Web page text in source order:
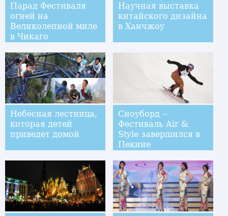
Парад Фестиваля
огней на
Великолепной миле
в Чикаго
Научная выставка
китайского дизайна
в Ханчжоу
Небесная лестница,
которая детей
приведет домой
Сноуборд --
Фестиваль Air &
Style завершился в
Пекине